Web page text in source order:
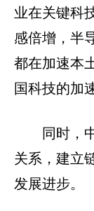
业在关键科
感倍增，半
都在加速本
国科技的加
同时，
关系，建立
发展进步。